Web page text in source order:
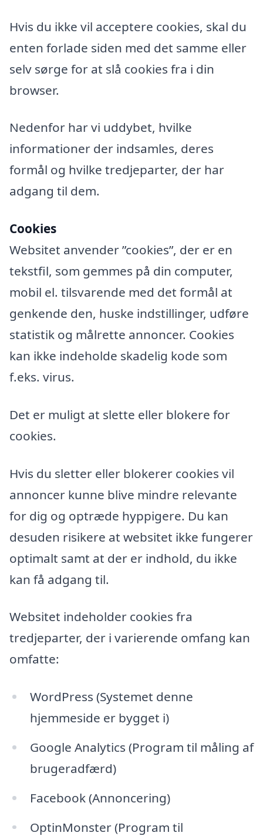
Hvis du ikke vil acceptere cookies, skal du
enten forlade siden med det samme eller
selv sørge for at slå cookies fra i din
browser.
Nedenfor har vi uddybet, hvilke
informationer der indsamles, deres
formål og hvilke tredjeparter, der har
adgang til dem.
Cookies
Websitet anvender ”cookies”, der er en
tekstfil, som gemmes på din computer,
mobil el. tilsvarende med det formål at
genkende den, huske indstillinger, udføre
statistik og målrette annoncer. Cookies
kan ikke indeholde skadelig kode som
f.eks. virus.
Det er muligt at slette eller blokere for
cookies.
Hvis du sletter eller blokerer cookies vil
annoncer kunne blive mindre relevante
for dig og optræde hyppigere. Du kan
desuden risikere at websitet ikke fungerer
optimalt samt at der er indhold, du ikke
kan få adgang til.
Websitet indeholder cookies fra
tredjeparter, der i varierende omfang kan
omfatte:
WordPress (Systemet denne
hjemmeside er bygget i)
Google Analytics (Program til måling af
brugeradfærd)
Facebook (Annoncering)
OptinMonster (Program til